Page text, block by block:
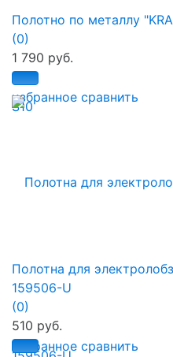
избранное сравнить
Полотно по металлу
(0)
1 790 руб.
избранное сравнить
Полотна для
159506-U
(0)
510 руб.